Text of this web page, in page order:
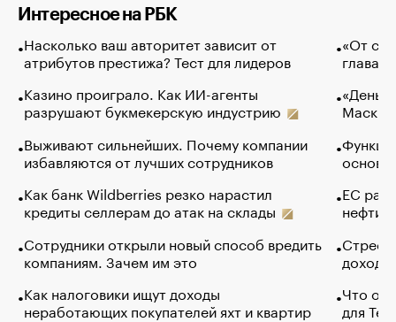
Интересное на РБК
Насколько ваш авторитет зависит от
атрибутов престижа? Тест для лидеров
Казино проиграло. Как ИИ-агенты
разрушают букмекерскую индустрию
Выживают сильнейших. Почему компании
избавляются от лучших сотрудников
Как банк Wildberries резко нарастил
кредиты селлерам до атак на склады
Сотрудники открыли новый способ вредить
компаниям. Зачем им это
Как налоговики ищут доходы
неработающих покупателей яхт и квартир
«От
глава
Маск в
основ
ЕС
нефти
Что
для